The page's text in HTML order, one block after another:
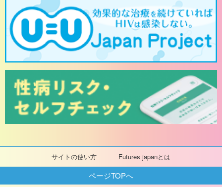
サイトの使い方 Futures japanとは
ページTOPへ